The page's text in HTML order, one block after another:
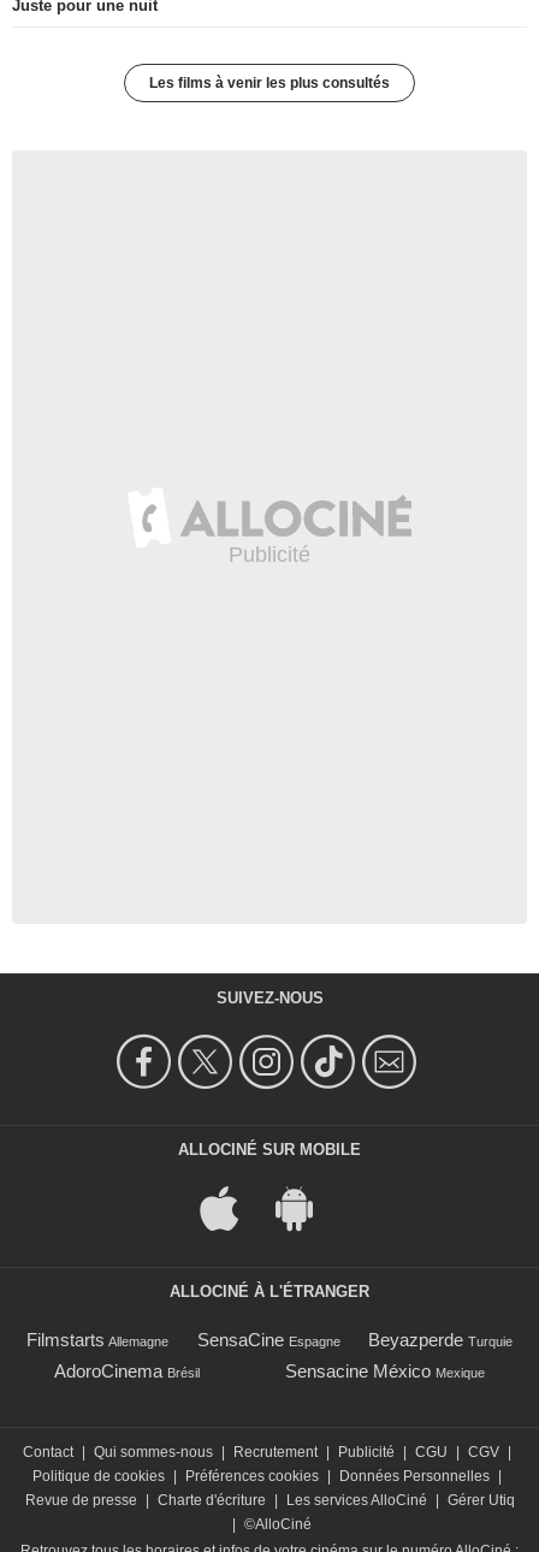
Juste pour une nuit
Les films à venir les plus consultés
SUIVEZ-NOUS
ALLOCINÉ SUR MOBILE
ALLOCINÉ À L'ÉTRANGER
Filmstarts Allemagne SensaCine Espagne Beyazperde Turquie
AdoroCinema Brésil Sensacine México Mexique
Contact | Qui sommes-nous | Recrutement | Publicité | CGU | CGV |
Politique de cookies | Préférences cookies | Données Personnelles |
Revue de presse
| Charte d'écriture | Les services AlloCiné | Gérer Utiq
| ©AlloCiné